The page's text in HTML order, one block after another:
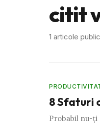
citit
1 articole
8 Sfaturi
Probabil nu-ţi